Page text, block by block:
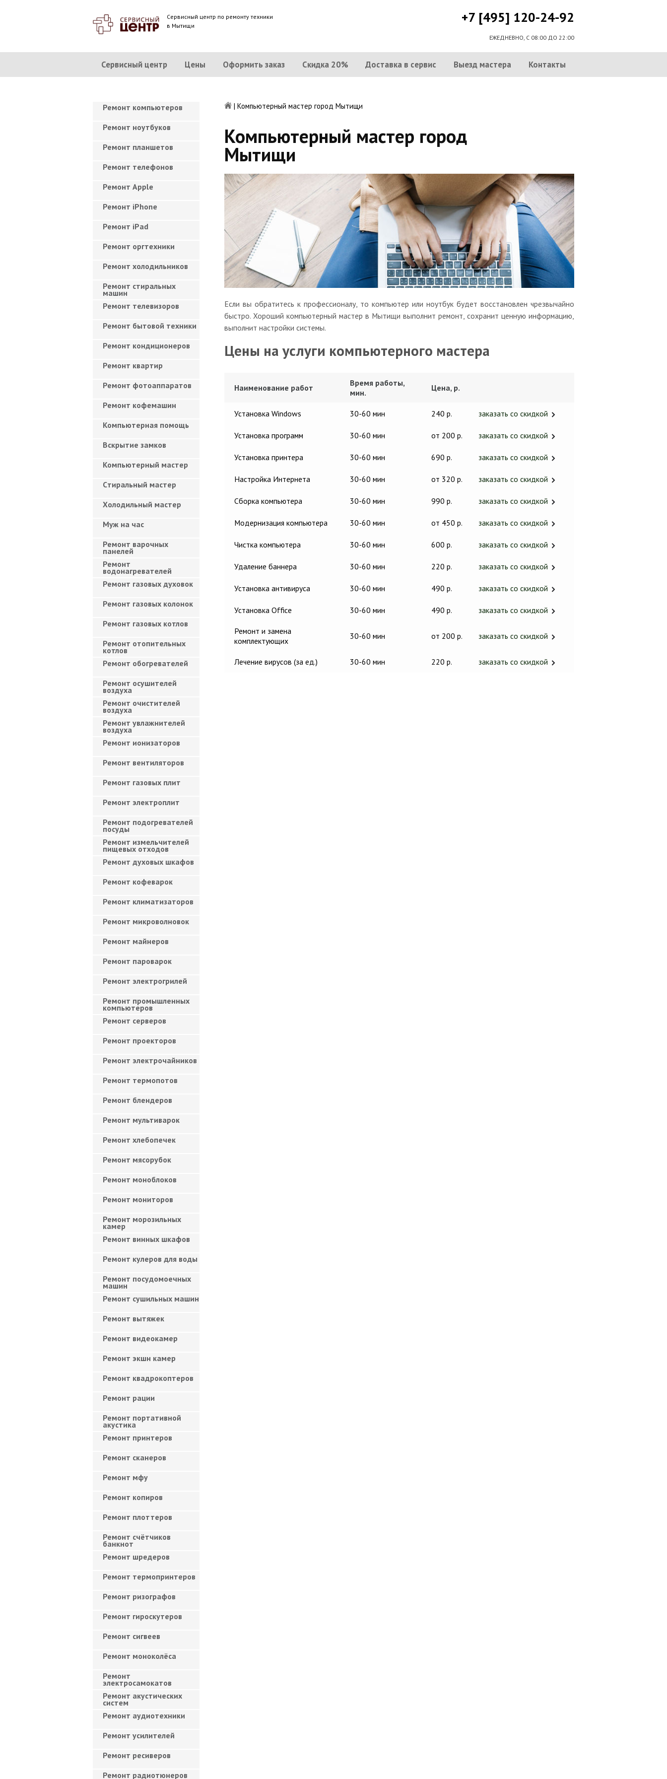
Сервисный центр по ремонту техники
в Мытищи
+7 [495] 120-24-92
ЕЖЕДНЕВНО, С 08:00 ДО 22:00
Сервисный центр Цены Оформить заказ Скидка 20% Доставка в сервис Выезд мастера Контакты
| Компьютерный мастер город Мытищи
Компьютерный мастер город
Мытищи
Если вы обратитесь к профессионалу, то компьютер или ноутбук будет восстановлен чрезвычайно
быстро. Хороший компьютерный мастер в Мытищи выполнит ремонт, сохранит ценную информацию,
выполнит настройки системы.
Цены на услуги компьютерного мастера
Наименование работ
Время работы,
мин.
Цена, р.
Установка Windows 30-60 мин 240 р. заказать со скидкой
Установка программ 30-60 мин от 200 р. заказать со скидкой
Установка принтера 30-60 мин 690 р. заказать со скидкой
Настройка Интернета 30-60 мин от 320 р. заказать со скидкой
Сборка компьютера 30-60 мин 990 р. заказать со скидкой
Модернизация компьютера 30-60 мин от 450 р. заказать со скидкой
Чистка компьютера 30-60 мин 600 р. заказать со скидкой
Удаление баннера 30-60 мин 220 р. заказать со скидкой
Установка антивируса 30-60 мин 490 р. заказать со скидкой
Установка Office 30-60 мин 490 р. заказать со скидкой
Ремонт и замена
комплектующих
30-60 мин от 200 р. заказать со скидкой
Лечение вирусов (за ед.) 30-60 мин 220 р. заказать со скидкой
Ремонт компьютеров
Ремонт ноутбуков
Ремонт планшетов
Ремонт телефонов
Ремонт Apple
Ремонт iPhone
Ремонт iPad
Ремонт оргтехники
Ремонт холодильников
Ремонт стиральных
машин
Ремонт телевизоров
Ремонт бытовой техники
Ремонт кондиционеров
Ремонт квартир
Ремонт фотоаппаратов
Ремонт кофемашин
Компьютерная помощь
Вскрытие замков
Компьютерный мастер
Cтиральный мастер
Холодильный мастер
Муж на час
Ремонт варочных
панелей
Ремонт
водонагревателей
Ремонт газовых духовок
Ремонт газовых колонок
Ремонт газовых котлов
Ремонт отопительных
котлов
Ремонт обогревателей
Ремонт осушителей
воздуха
Ремонт очистителей
воздуха
Ремонт увлажнителей
воздуха
Ремонт ионизаторов
Ремонт вентиляторов
Ремонт газовых плит
Ремонт электроплит
Ремонт подогревателей
посуды
Ремонт измельчителей
пищевых отходов
Ремонт духовых шкафов
Ремонт кофеварок
Ремонт климатизаторов
Ремонт микроволновок
Ремонт майнеров
Ремонт пароварок
Ремонт электрогрилей
Ремонт промышленных
компьютеров
Ремонт серверов
Ремонт проекторов
Ремонт электрочайников
Ремонт термопотов
Ремонт блендеров
Ремонт мультиварок
Ремонт хлебопечек
Ремонт мясорубок
Ремонт моноблоков
Ремонт мониторов
Ремонт морозильных
камер
Ремонт винных шкафов
Ремонт кулеров для воды
Ремонт посудомоечных
машин
Ремонт сушильных машин
Ремонт вытяжек
Ремонт видеокамер
Ремонт экшн камер
Ремонт квадрокоптеров
Ремонт рации
Ремонт портативной
акустика
Ремонт принтеров
Ремонт сканеров
Ремонт мфу
Ремонт копиров
Ремонт плоттеров
Ремонт счётчиков
банкнот
Ремонт шредеров
Ремонт термопринтеров
Ремонт ризографов
Ремонт гироскутеров
Ремонт сигвеев
Ремонт моноколёса
Ремонт
электросамокатов
Ремонт акустических
систем
Ремонт аудиотехники
Ремонт усилителей
Ремонт ресиверов
Ремонт радиотюнеров